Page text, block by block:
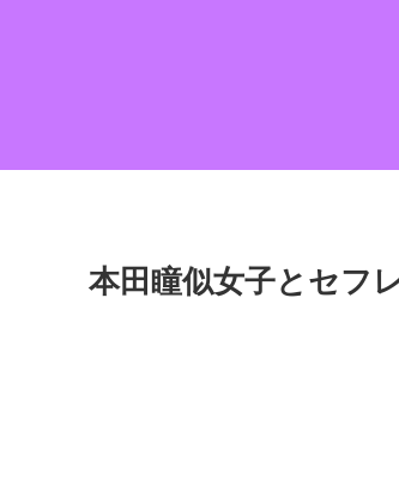
本田瞳似女子とセフ